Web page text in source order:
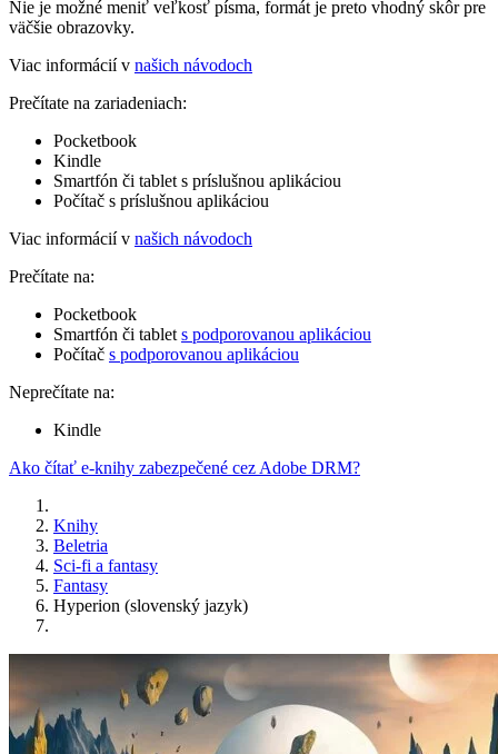
Nie je možné meniť veľkosť písma, formát je preto vhodný skôr pre
väčšie obrazovky.
Viac informácií v našich návodoch
Prečítate na zariadeniach:
Pocketbook
Kindle
Smartfón či tablet s príslušnou aplikáciou
Počítač s príslušnou aplikáciou
Viac informácií v našich návodoch
Prečítate na:
Pocketbook
Smartfón či tablet s podporovanou aplikáciou
Počítač s podporovanou aplikáciou
Neprečítate na:
Kindle
Ako čítať e-knihy zabezpečené cez Adobe DRM?
Knihy
Beletria
Sci-fi a fantasy
Fantasy
Hyperion (slovenský jazyk)